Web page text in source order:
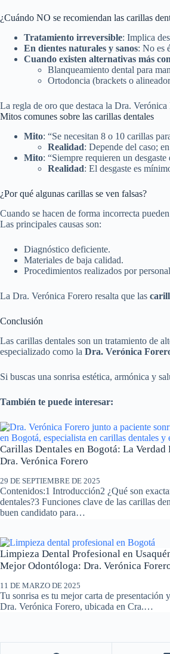
¿Cuándo NO se recomiendan las carillas
Tratamiento irreversible: Implica
En dientes naturales y sanos: No es
Cuando existen alternativas más
Blanqueamiento dental para
Ortodoncia (brackets o
La regla de oro que destaca la Dra. Verónica
Mitos comunes sobre las carillas dentales
Mito: “Se necesitan 8 o 10 carillas
Realidad: Depende del caso;
Mito: “Siempre requieren un desgaste
Realidad: El desgaste es
¿Por qué algunas carillas se ven falsas?
Cuando se hacen de forma incorrecta
Las principales causas son:
Diagnóstico deficiente.
Materiales de baja calidad.
Procedimientos realizados por
La Dra. Verónica Forero resalta que las
Conclusión
Las carillas dentales son un tratamiento de
especializado como la Dra. Verónica
Si buscas una sonrisa estética, armónica y
También te puede interesar:
Carillas Dentales en Bogotá: La
Dra. Verónica Forero
29 DE SEPTIEMBRE DE 2025
Contenidos:1 Introducción2 ¿Qué son
dentales?3 Funciones clave de las carillas
buen candidato para…
Limpieza Dental Profesional en
Mejor Odontóloga: Dra. Verónica
11 DE MARZO DE 2025
Tu sonrisa es tu mejor carta de presentación
Dra. Verónica Forero, ubicada en Cra.…